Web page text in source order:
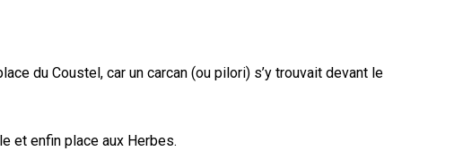
du Coustel, car un carcan (ou pilori) s’y trouvait devant le
et enfin place aux Herbes.